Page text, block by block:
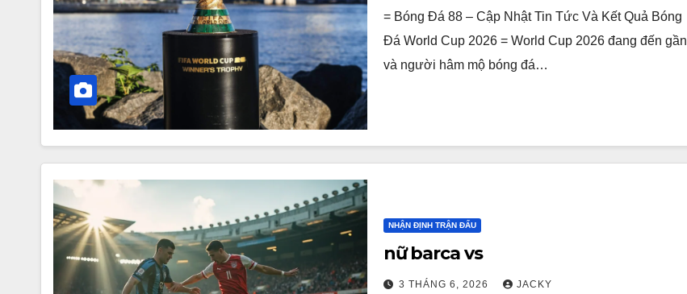
= Bóng Đá 88 – Cập Nhật Tin Tức Và Kết Quả Bóng
Đá World Cup 2026 = World Cup 2026 đang đến gần
và người hâm mộ bóng đá…
NHẬN ĐỊNH TRẬN ĐẤU
nữ barca vs
3 THÁNG 6, 2026 JACKY